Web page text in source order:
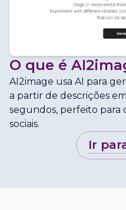
O que é
AI2image usa AI para
a partir de descrições
segundos, perfeito para
sociais.
ir